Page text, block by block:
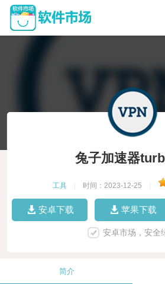
兔子加速器
工具 时间：2023-12-25
安卓下载 苹果下载
安卓市场，安全
简介